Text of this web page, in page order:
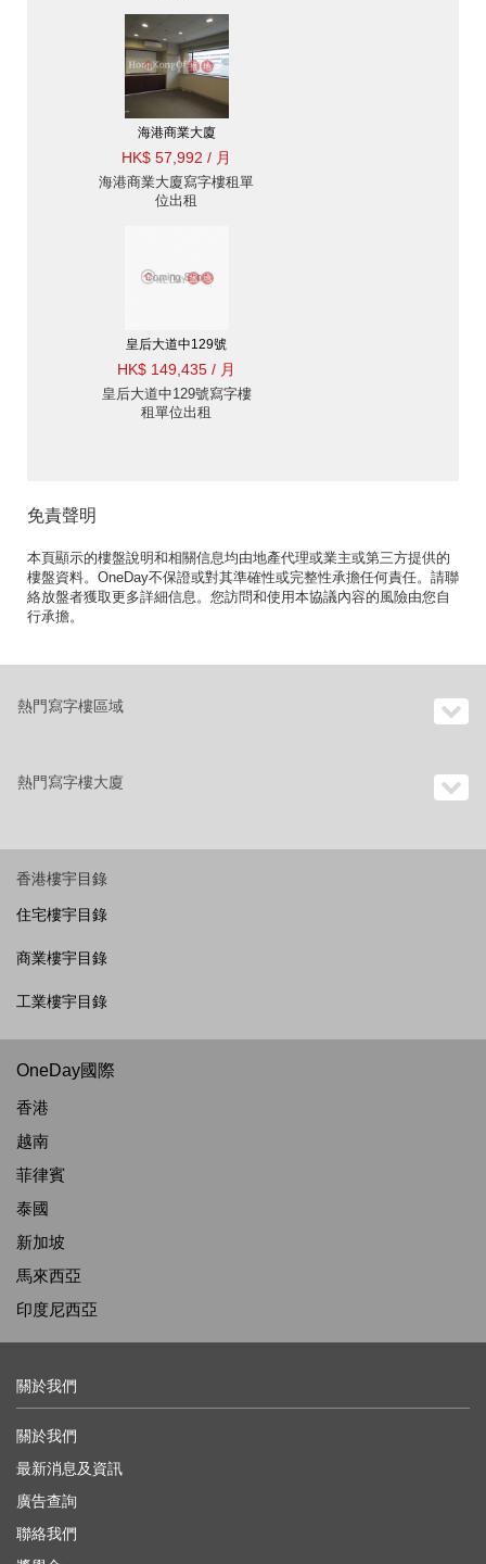
海港商業大廈
HK$ 57,992 / 月
海港商業大廈寫字樓租單
位出租
皇后大道中129號
HK$ 149,435 / 月
皇后大道中129號寫字樓
租單位出租
免責聲明
本頁顯示的樓盤說明和相關信息均由地產代理或業主或第三方提供的
樓盤資料。OneDay不保證或對其準確性或完整性承擔任何責任。請聯
絡放盤者獲取更多詳細信息。您訪問和使用本協議內容的風險由您自
行承擔。
熱門寫字樓區域
熱門寫字樓大廈
香港樓宇目錄
住宅樓宇目錄
商業樓宇目錄
工業樓宇目錄
OneDay國際
香港
越南
菲律賓
泰國
新加坡
馬來西亞
印度尼西亞
關於我們
關於我們
最新消息及資訊
廣告查詢
聯絡我們